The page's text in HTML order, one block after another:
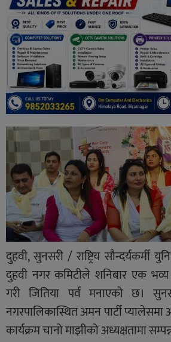
दुहवी, सुनसरी / राष्ट्रिय सौन्दर्यकर्मी
दुहवी नगर कमिटीले शनिबार एक
गरी जितिया पर्व मनाएको छ।
नगरपालिकास्थित अमन पार्टी
कार्यक्रम चानो माझीको अध्यक्षतामा